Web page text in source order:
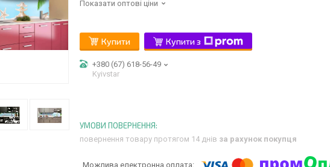
Показати оптові ціни
Купити Купити з
+380 (67) 618-56-49
Kyivstar
повернення товару протягом 14 днів за рахунок покупця